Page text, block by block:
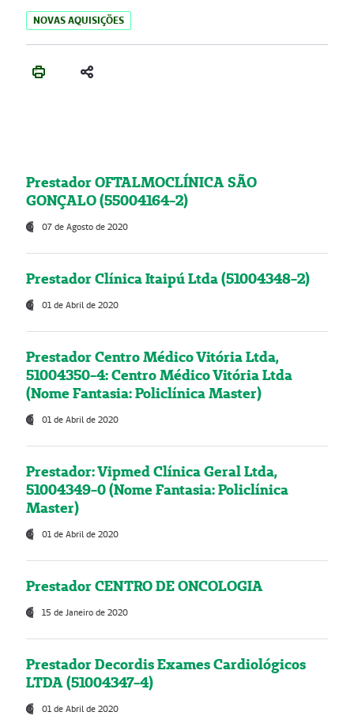
NOVAS AQUISIÇÕES
Prestador OFTALMOCLÍNICA SÃO
GONÇALO (55004164-2)
07 de Agosto de 2020
Prestador Clínica Itaipú Ltda (51004348-2)
01 de Abril de 2020
Prestador Centro Médico Vitória Ltda,
51004350-4: Centro Médico Vitória Ltda
(Nome Fantasia: Policlínica Master)
01 de Abril de 2020
Prestador: Vipmed Clínica Geral Ltda,
51004349-0 (Nome Fantasia: Policlínica
Master)
01 de Abril de 2020
Prestador CENTRO DE ONCOLOGIA
15 de Janeiro de 2020
Prestador Decordis Exames Cardiológicos
LTDA (51004347-4)
01 de Abril de 2020